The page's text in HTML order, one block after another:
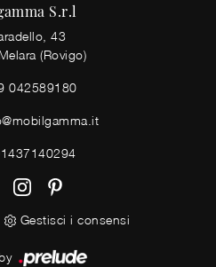
S.r.l
43
(Rovigo)
042589180
Gestisci i consensi